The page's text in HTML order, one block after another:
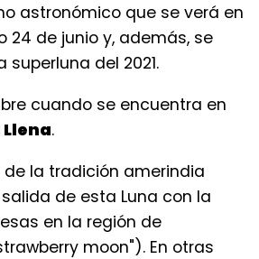
astronómico que se verá en
24 de junio y, además, se
del 2021.
cuando se encuentra en
Llena.
de la tradición amerindia
de esta Luna con la
en la región de
moon"). En otras